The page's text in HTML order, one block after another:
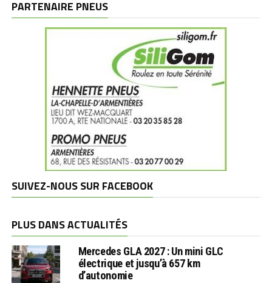
PARTENAIRE PNEUS
SUIVEZ-NOUS SUR FACEBOOK
PLUS DANS ACTUALITÉS
Mercedes GLA 2027 : Un mini GLC
électrique et jusqu’à 657 km
d’autonomie